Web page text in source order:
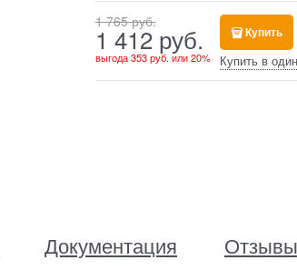
1 765 руб.
1 412 руб.
выгода353 руб. или20%
Купить
Купить в
Документация Отзывы